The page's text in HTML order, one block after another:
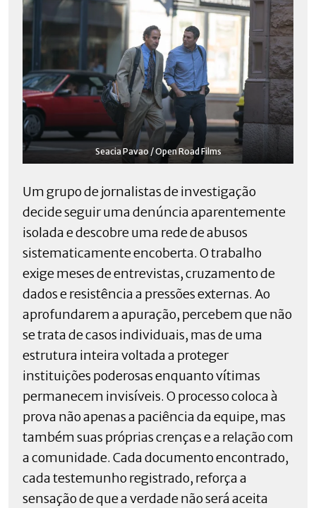
Seacia Pavao / Open Road Films
Um grupo de jornalistas de investigação
decide seguir uma denúncia aparentemente
isolada e descobre uma rede de abusos
sistematicamente encoberta. O trabalho
exige meses de entrevistas, cruzamento de
dados e resistência a pressões externas. Ao
aprofundarem a apuração, percebem que não
se trata de casos individuais, mas de uma
estrutura inteira voltada a proteger
instituições poderosas enquanto vítimas
permanecem invisíveis. O processo coloca à
prova não apenas a paciência da equipe, mas
também suas próprias crenças e a relação com
a comunidade. Cada documento encontrado,
cada testemunho registrado, reforça a
sensação de que a verdade não será aceita